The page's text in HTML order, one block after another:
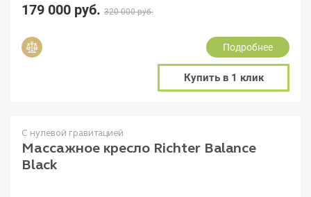
179 000 руб. 320 000 руб.
Подробнее
Купить в 1 клик
С нулевой гравитацией
Массажное кресло Richter Balance
Black